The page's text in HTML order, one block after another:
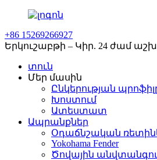
+86 15269266927
Երկուշաբթի – Կիր. 24 ժամ
տուն
Մեր մասին
Ընկերության
Խոստում
Ատեստատ
Ապրանքներ
Օդաճնշական
Yokohama Fender
Ծովային